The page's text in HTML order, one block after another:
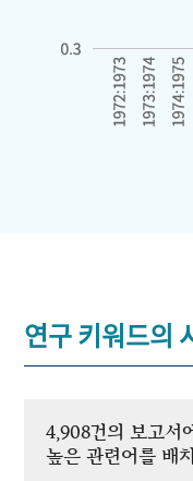
연구 키워드의
4,908건의 보고서
높은 관련어를 배